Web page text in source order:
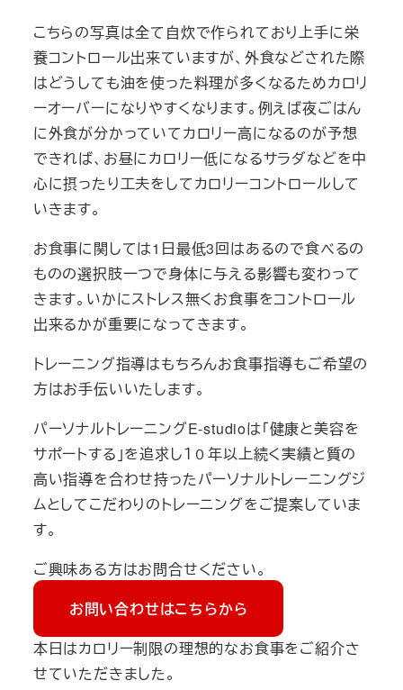
こちらの写真は全て自炊で作られており上手に栄
養コントロール出来ていますが、外食などされた際
はどうしても油を使った料理が多くなるためカロリ
ーオーバーになりやすくなります。例えば夜ごはん
に外食が分かっていてカロリー高になるのが予想
できれば、お昼にカロリー低になるサラダなどを中
心に摂ったり工夫をしてカロリーコントロールして
いきます。
お食事に関しては1日最低3回はあるので食べるの
ものの選択肢一つで身体に与える影響も変わって
きます。いかにストレス無くお食事をコントロール
出来るかが重要になってきます。
トレーニング指導はもちろんお食事指導もご希望の
方はお手伝いいたします。
パーソナルトレーニングE-studioは「健康と美容を
サポートする」を追求し１０年以上続く実績と質の
高い指導を合わせ持ったパーソナルトレーニングジ
ムとしてこだわりのトレーニングをご提案していま
す。
ご興味ある方はお問合せください。
お問い合わせはこちらから
本日はカロリー制限の理想的なお食事をご紹介さ
せていただきました。